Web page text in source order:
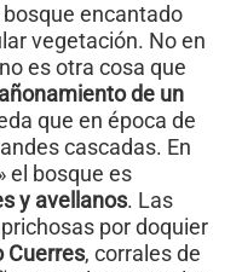
encantado
vegetación. No en
es otra cosa que
de un
que en época de
cascadas. En
el bosque es
y avellanos. Las
por doquier
Cuerres, corrales de